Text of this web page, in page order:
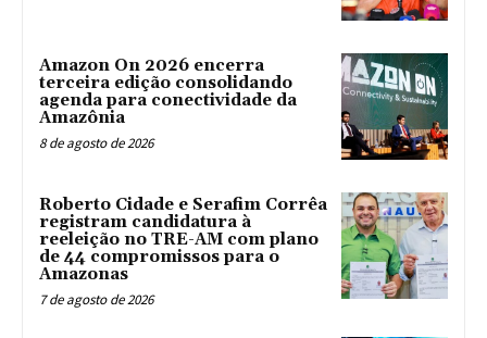
Amazon On 2026 encerra
terceira edição consolidando
agenda para conectividade da
Amazônia
8 de agosto de 2026
Roberto Cidade e Serafim Corrêa
registram candidatura à
reeleição no TRE-AM com plano
de 44 compromissos para o
Amazonas
7 de agosto de 2026